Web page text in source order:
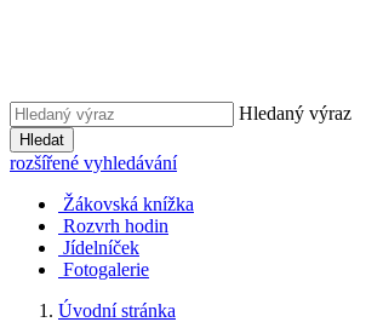
Hledaný výraz
Hledat
rozšířené vyhledávání
Žákovská knížka
Rozvrh hodin
Jídelníček
Fotogalerie
Úvodní stránka